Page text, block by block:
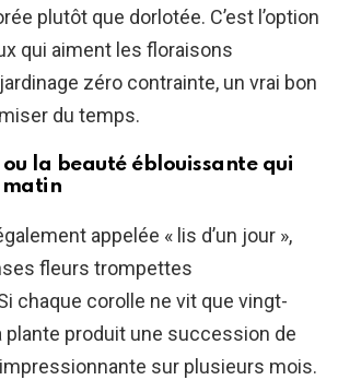
plutôt que dorlotée. C’est l’option
qui aiment les floraisons
zéro contrainte, un vrai bon
du temps.
ou la beauté éblouissante qui
matin
appelée « lis d’un jour »,
fleurs trompettes
chaque corolle ne vit que vingt-
plante produit une succession de
sur plusieurs mois.